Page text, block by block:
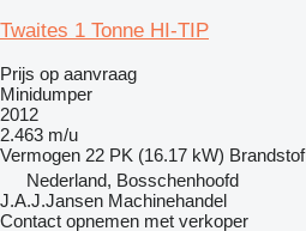
Twaites 1 Tonne HI-TIP
Prijs op aanvraag
Minidumper
2012
2.463 m/u
Vermogen 22 PK (16.17 kW) Brandstof
Nederland, Bosschenhoofd
J.A.J.Jansen Machinehandel
Contact opnemen met verkoper